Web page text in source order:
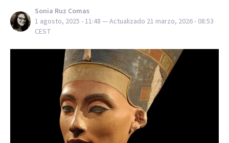
Sonia Ruz Comas
1 agosto, 2025 - 11:48 — Actualizado 21 marzo, 2026 - 08:53
CEST